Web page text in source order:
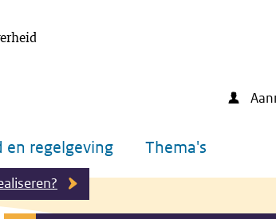
en regelgeving Thema's